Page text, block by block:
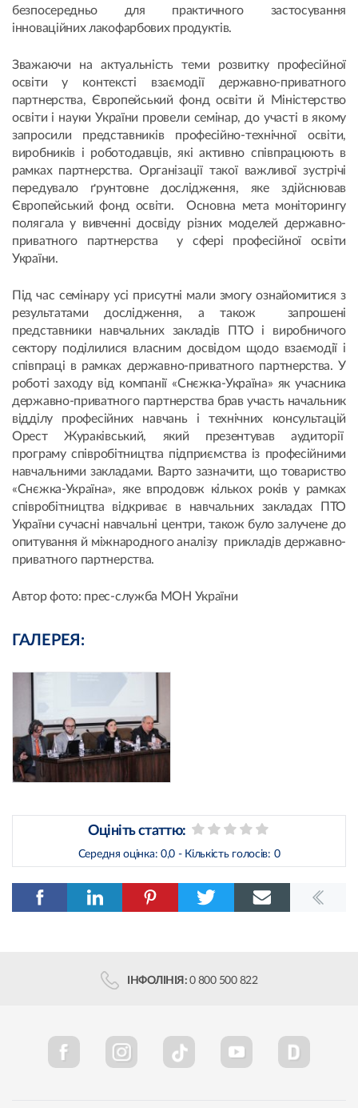
безпосередньо для практичного застосування
інноваційних лакофарбових продуктів.
Зважаючи на актуальність теми розвитку професійної
освіти у контексті взаємодії державно-приватного
партнерства, Європейський фонд освіти й Міністерство
освіти і науки України провели семінар, до участі в якому
запросили представників професійно-технічної освіти,
виробників і роботодавців, які активно співпрацюють в
рамках партнерства. Організації такої важливої зустрічі
передувало ґрунтовне дослідження, яке здійснював
Європейський фонд освіти. Основна мета моніторингу
полягала у вивченні досвіду різних моделей державно-
приватного партнерства у сфері професійної освіти
України.
Під час семінару усі присутні мали змогу ознайомитися з
результатами дослідження, а також запрошені
представники навчальних закладів ПТО і виробничого
сектору поділилися власним досвідом щодо взаємодії і
співпраці в рамках державно-приватного партнерства. У
роботі заходу від компанії «Снєжка-Україна» як учасника
державно-приватного партнерства брав участь начальник
відділу професійних навчань і технічних консультацій
Орест Жураківський, який презентував аудиторії
програму співробітництва підприємства із професійними
навчальними закладами. Варто зазначити, що товариство
«Снєжка-Україна», яке впродовж кількох років у рамках
співробітництва відкриває в навчальних закладах ПТО
України сучасні навчальні центри, також було залучене до
опитування й міжнародного аналізу прикладів державно-
приватного партнерства.
Автор фото: прес-служба МОН України
ГАЛЕРЕЯ:
Оцініть статтю:
Середня оцінка: 0,0 - Кількість голосів: 0
ІНФОЛІНІЯ: 0 800 500 822